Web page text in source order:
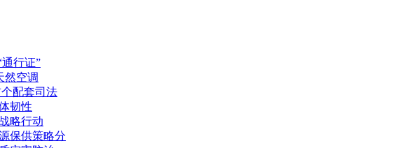
行证”
然空调
配套司法
韧性
略行动
保供策略分